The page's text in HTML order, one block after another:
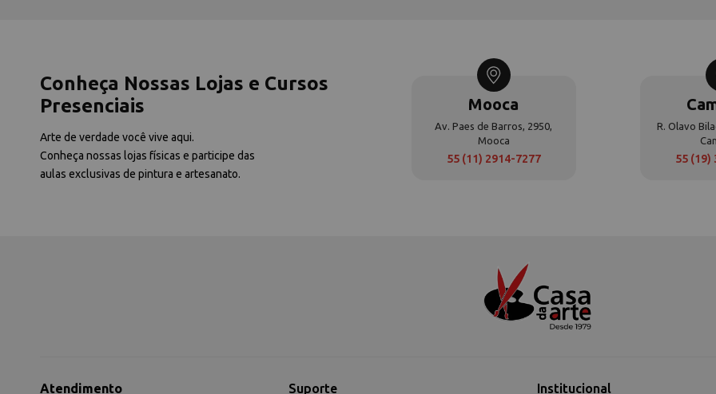
Conheça Nossas Lojas e Cursos
Presenciais
Arte de verdade você vive aqui.
Conheça nossas lojas físicas e participe das
aulas exclusivas de pintura e artesanato.
Mooca
Av. Paes de Barros, 2950,
Mooca
55 (11) 2914-7277
R. Olavo
55 (19)
Atendimento Suporte Institucional